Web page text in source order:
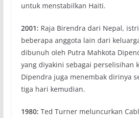
untuk menstabilkan Haiti.
2001: Raja Birendra dari Nepal,
beberapa anggota lain dari
dibunuh oleh Putra Mahkota
yang diyakini sebagai perselisihan
Dipendra juga menembak dirinya
tiga hari kemudian.
1980: Ted Turner meluncurkan